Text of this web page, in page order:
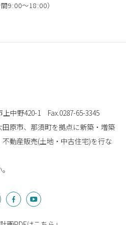
間9:00〜18:00）
上中野420-1 Fax.0287-65-3345
原市、那須町を拠点に新築・増築
不動産販売(土地・中古住宅)を行な